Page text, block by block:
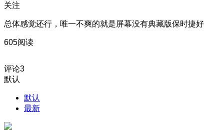
关注
总体感觉还行，唯一不爽的就是屏幕没有典藏版保时捷好
605阅读
评论3
默认
默认
最新